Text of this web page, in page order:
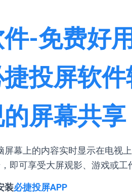
-免费好
投屏软
屏幕共享
屏幕上的内容实时显示在电视
即可享受大屏观影、游戏或工
装必捷投屏APP